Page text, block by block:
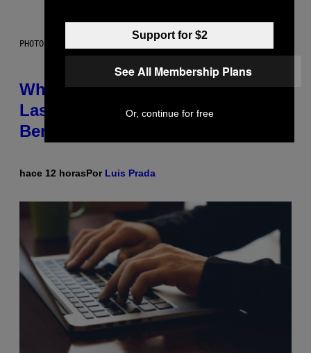
PHOTO: NASA; DR PIXEL / GETTY IMAGES
Why NASA Wants to Send a
Laser-Powered Drone Into Caves
Beneath the Moon
hace 12 horasPor Luis Prada
Support for $2
See All Membership Plans
Or, continue for free